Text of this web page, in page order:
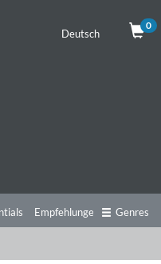
Deutsch
0
Empfehlungen Genres